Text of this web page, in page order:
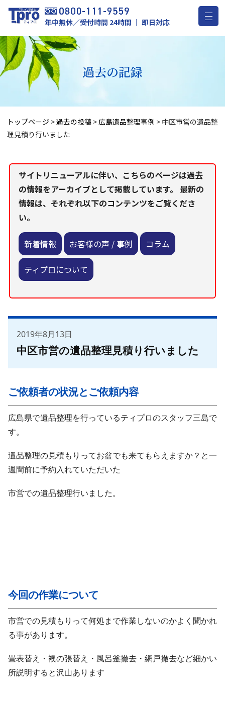
年中無休／受付時間 24時間 ｜ 即日対応
過去の記録
トップページ >過去の投稿 >広島遺品整理事例 > 中区市営の遺品整
理見積り行いました
サイトリニューアルに伴い、こちらのページは過去
の情報をアーカイブとして掲載しています。 最新の
情報は、それぞれ以下のコンテンツをご覧くださ
い。
新着情報 お客様の声 / 事例 コラム
ティプロについて
2019年8月13日
中区市営の遺品整理見積り行いました
ご依頼者の状況とご依頼内容
広島県で遺品整理を行っているティプロのスタッフ三島で
す。
遺品整理の見積もりってお盆でも来てもらえますか？と一
週間前に予約入れていただいた
市営での遺品整理行いました。
今回の作業について
市営での見積もりって何処まで作業しないのかよく聞かれ
る事があります。
畳表替え・襖の張替え・風呂釜撤去・網戸撤去など細かい
所説明すると沢山あります